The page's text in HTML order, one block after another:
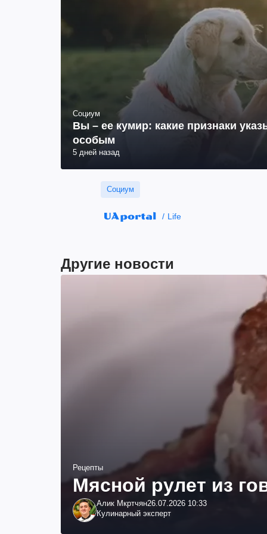
Социум
Вы – ее кумир: какие признаки
особым
5 дней назад
Социум
Life
Другие новости
Рецепты
Мясной рулет из
Алик Мкртчян26.07.2026 10:33
Кулинарный эксперт